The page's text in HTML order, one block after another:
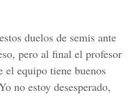
duelos de semis ante
pero al final el profesor
el equipo tiene buenos
no estoy desesperado,